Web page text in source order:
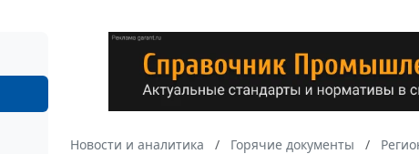
Новости и аналитика Горячие документы